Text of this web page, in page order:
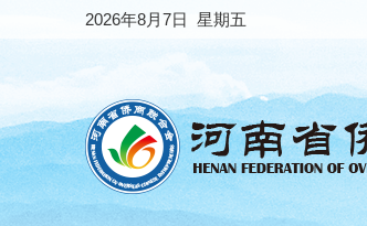
2026年8月7日 星期五